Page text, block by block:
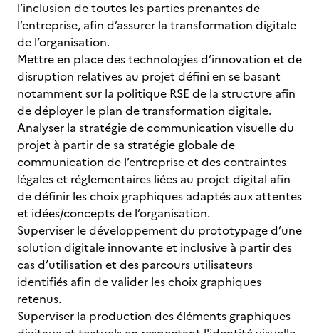
l’inclusion de toutes les parties prenantes de
l’entreprise, afin d’assurer la transformation digitale
de l’organisation.
Mettre en place des technologies d’innovation et de
disruption relatives au projet défini en se basant
notamment sur la politique RSE de la structure afin
de déployer le plan de transformation digitale.
Analyser la stratégie de communication visuelle du
projet à partir de sa stratégie globale de
communication de l’entreprise et des contraintes
légales et réglementaires liées au projet digital afin
de définir les choix graphiques adaptés aux attentes
et idées/concepts de l’organisation.
Superviser le développement du prototypage d’une
solution digitale innovante et inclusive à partir des
cas d’utilisation et des parcours utilisateurs
identifiés afin de valider les choix graphiques
retenus.
Superviser la production des éléments graphiques